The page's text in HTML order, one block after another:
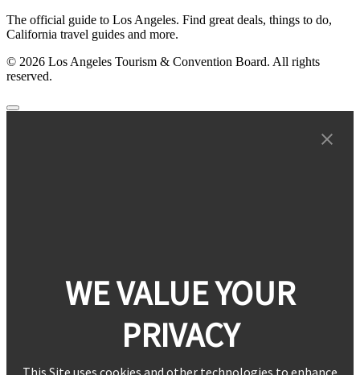
The official guide to Los Angeles. Find great deals, things to do,
California travel guides and more.
© 2026 Los Angeles Tourism & Convention Board. All rights
reserved.
WE VALUE YOUR
PRIVACY
This Site uses cookies and other technologies to enhance